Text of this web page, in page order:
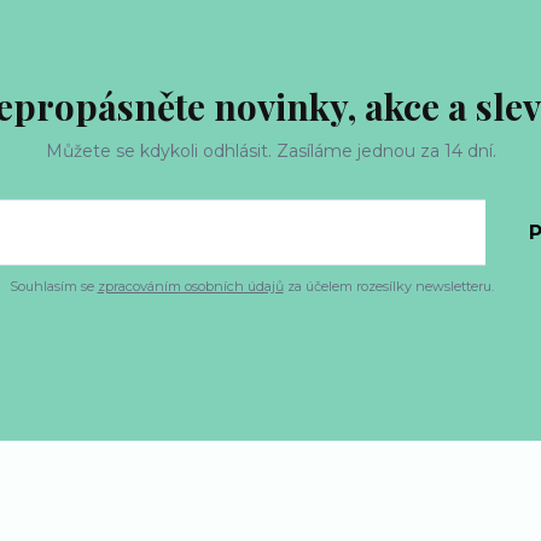
novinky, akce a
Můžete se kdykoli odhlásit. Zasíláme jednou za 14 dní.
Souhlasím se zpracováním osobních údajůza účelem rozesílky newsletteru.